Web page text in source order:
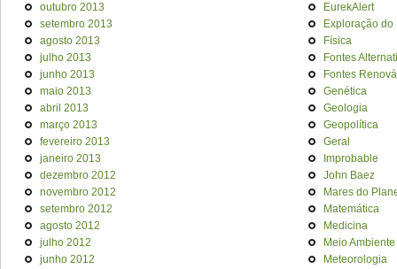
outubro 2013
setembro 2013
agosto 2013
julho 2013
junho 2013
maio 2013
abril 2013
março 2013
fevereiro 2013
janeiro 2013
dezembro 2012
novembro 2012
setembro 2012
agosto 2012
julho 2012
junho 2012
EurekAlert
Exploração do
Física
Fontes
Fontes
Genética
Geologia
Geopolítica
Geral
Improbable
John Baez
Mares do
Matemática
Medicina
Meio Ambiente
Meteorologia